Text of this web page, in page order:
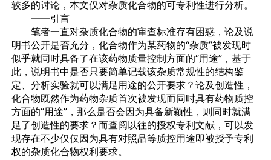
较多的讨论，本文仅对杂质化合物的可专利性进行分析。
——引言
笔者一直对杂质化合物的审查标准存有困惑，论及说
明书公开是否充分，化合物作为某药物的“杂质”被发现时
似乎就同时具备了在该药物质量控制方面的“用途”，基于
此，说明书中是否只要简单记载该杂质常规性的结构鉴
定、分析实验就可以满足用途的公开要求？论及创造性，
化合物既然作为药物杂质首次被发现而同时具有药物质控
方面的“用途”，那么是否会因为具备新颖性，则同时就满
足了创造性的要求？而查阅以往的授权专利文献，可以发
现存在不少仅仅因为具有对照品等质控用途即被授予专利
权的杂质化合物权利要求。